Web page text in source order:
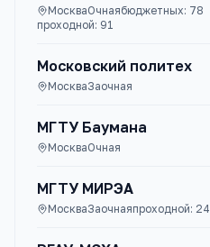
МоскваОчнаябюджетных: 78
проходной: 91
Московский политех
МоскваЗаочная
МГТУ Баумана
МоскваОчная
МГТУ МИРЭА
МоскваЗаочнаяпроходной: